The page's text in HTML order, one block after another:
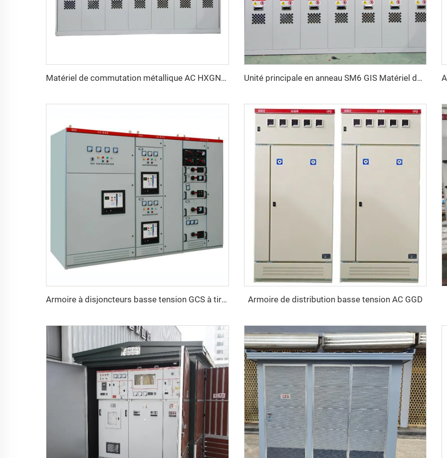
Matériel de commutation métallique AC HXGN15 -12 Unité principale en anneau SM6 GIS Matériel de commutation SF6
Armoire à disjoncteurs basse tension GCS à tiroirs Armoire de distribution basse tension AC GGD